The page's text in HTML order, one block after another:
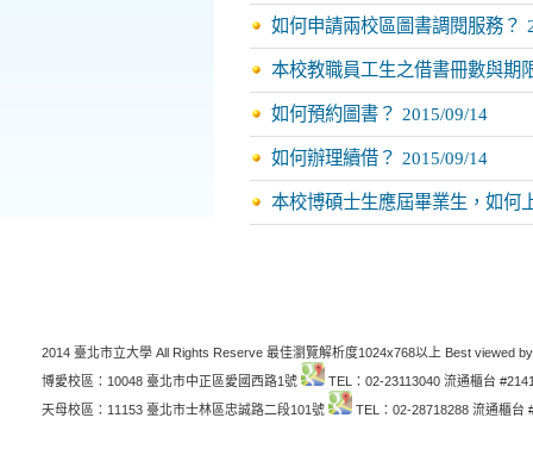
如何申請兩校區圖書調閱服務？
本校教職員工生之借書冊數與期
如何預約圖書？ 2015/09/14
如何辦理續借？ 2015/09/14
本校博碩士生應屆畢業生，如何
2014 臺北市立大學 All Rights Reserve 最佳瀏覽解析度1024x768以上 Best viewed
博愛校區：10048 臺北市中正區愛國西路1號
TEL：02-23113040 流通櫃台
天母校區：11153 臺北市士林區忠誠路二段101號
TEL：02-28718288 流通櫃台